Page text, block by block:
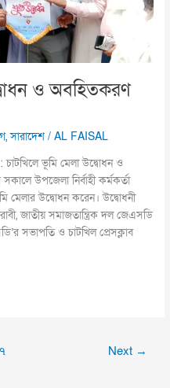
ও অবহিতকরণ
,সারাদেশ /AL FAISAL
ভূমি মেলা উদ্বোধন ও
উপজেলা নির্বাহী কর্মকর্তা
মেলার উদ্বোধন করেন। উদ্বোধনী
জাতীয় সমাজতান্ত্রিক দল জেএসডি
সভাপতি ও চাটখিল প্রেসক্লাব
৭ Next →